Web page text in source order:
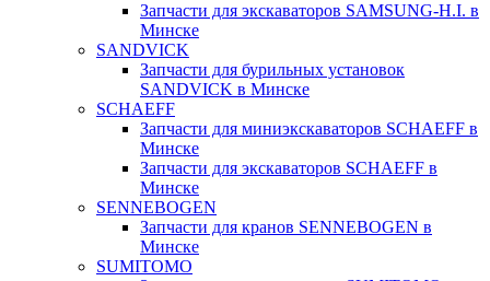
Запчасти для экскаваторов SAMSUNG-H.I. в
Минске
SANDVICK
Запчасти для бурильных установок
SANDVICK в Минске
SCHAEFF
Запчасти для миниэкскаваторов SCHAEFF в
Минске
Запчасти для экскаваторов SCHAEFF в
Минске
SENNEBOGEN
Запчасти для кранов SENNEBOGEN в
Минске
SUMITOMO